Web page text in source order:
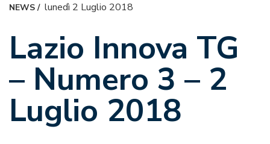
NEWS/ lunedì 2 Luglio 2018
Lazio Innova TG
– Numero 3 – 2
Luglio 2018